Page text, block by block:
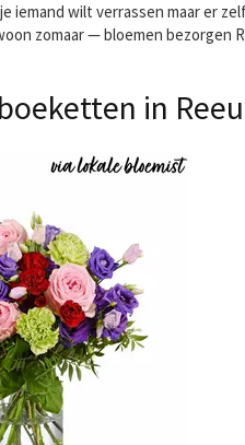
iemand wilt verrassen maar er
zomaar — bloemen bezorgen
in